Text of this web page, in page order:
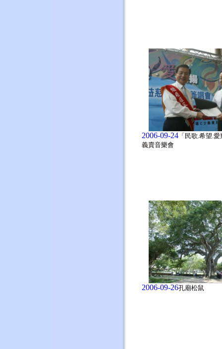
2006-09-24 「民歌.希望.
義賣音樂會
2006-09-26孔廟松鼠